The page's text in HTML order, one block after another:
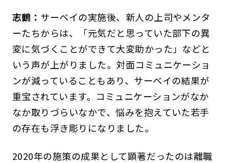
志鶴： サーベイの実施後、新人の上司やメンタ
ーたちからは、「元気だと思っていた部下の異
変に気づくことができて大変助かった」などと
いう声が上がりました。対面コミュニケーショ
ンが減っていることもあり、サーベイの結果が
重宝されています。コミュニケーションがなか
なか取りづらいなかで、悩みを抱えていた若手
の存在も浮き彫りになりました。
2020年の施策の成果として顕著だったのは離職